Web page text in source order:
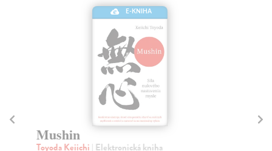
E-KNIHA
Mushin
Toyoda Keiichi | Elektronická kniha